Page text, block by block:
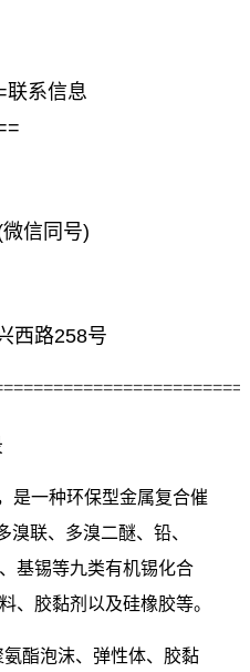
系信息
信同号)
西路258号
是一种环保型金属复合催
联、多溴二醚、铅、
基锡等九类有机锡化合
、胶黏剂以及硅橡胶等。
酯泡沫、弹性体、胶黏